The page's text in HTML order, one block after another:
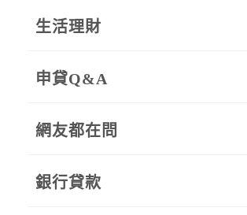
生活理財
申貸Q&A
網友都在問
銀行貸款